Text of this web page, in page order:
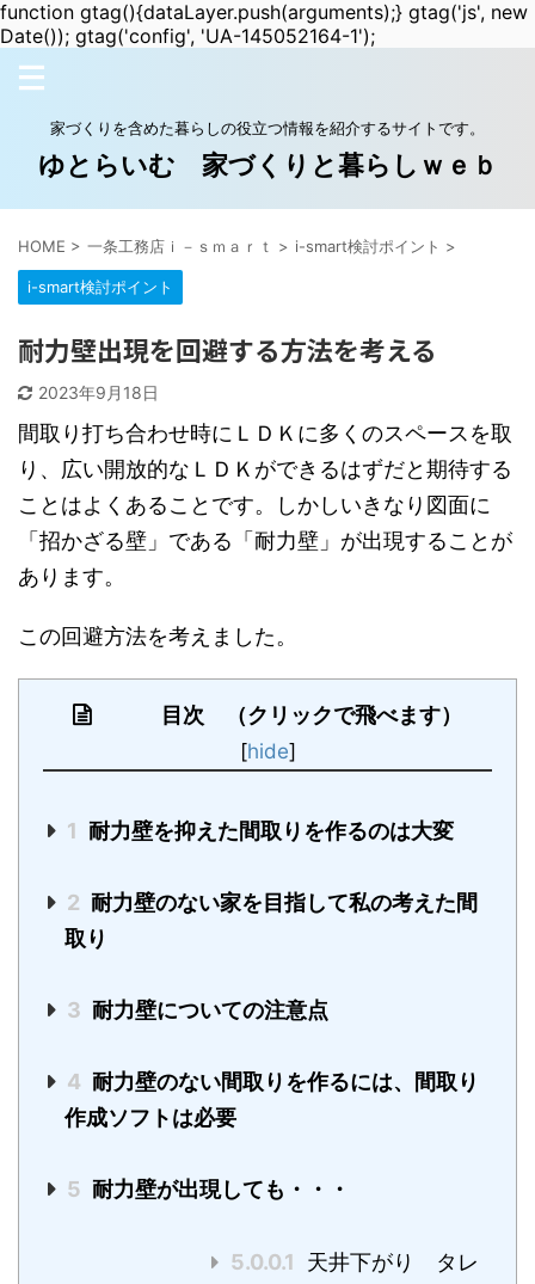
function gtag(){dataLayer.push(arguments);} gtag('js', new
Date()); gtag('config', 'UA-145052164-1');
家づくりを含めた暮らしの役立つ情報を紹介するサイトです。
ゆとらいむ 家づくりと暮らしｗｅｂ
HOME > 一条工務店ｉ－ｓｍａｒｔ > i-smart検討ポイント >
i-smart検討ポイント
耐力壁出現を回避する方法を考える
2023年9月18日
間取り打ち合わせ時にＬＤＫに多くのスペースを取
り、広い開放的なＬＤＫができるはずだと期待する
ことはよくあることです。しかしいきなり図面に
「招かざる壁」である「耐力壁」が出現することが
あります。
この回避方法を考えました。
目次 （クリックで飛べます）
[hide]
1 耐力壁を抑えた間取りを作るのは大変
2 耐力壁のない家を目指して私の考えた間
取り
3 耐力壁についての注意点
4 耐力壁のない間取りを作るには、間取り
作成ソフトは必要
5 耐力壁が出現しても・・・
5.0.0.1
天井下がり タレ